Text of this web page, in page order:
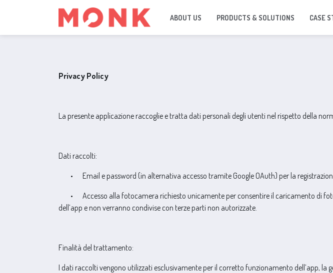
ABOUT US PRODUCTS & SOLUTIONS CASE
Privacy Policy
La presente applicazione raccoglie e tratta dati personali degli utenti nel rispetto della
Dati raccolti:
•
Email e password (in alternativa accesso tramite Google OAuth) per la
•
Accesso alla fotocamera richiesto unicamente per consentire il caricamento di
dell’app e non verranno condivise con terze parti non autorizzate.
Finalità del trattamento:
I dati raccolti vengono utilizzati esclusivamente per il corretto funzionamento dell’app,